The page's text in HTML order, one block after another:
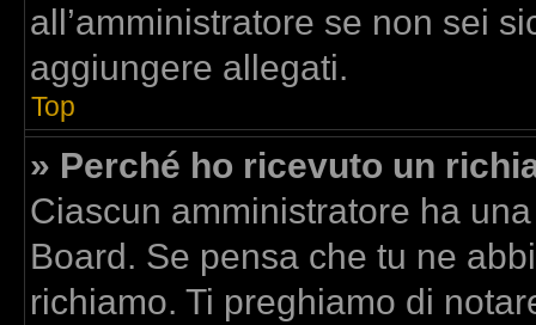
all’amministratore se non sei
aggiungere allegati.
Top
» Perché ho ricevuto un
Ciascun amministratore ha
Board. Se pensa che tu ne
richiamo. Ti preghiamo di